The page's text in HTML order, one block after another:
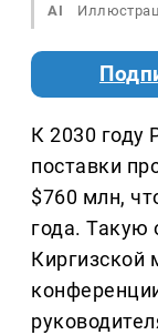
AI
К 2030 году
поставки
$760 млн,
года. Такую
Киргизской